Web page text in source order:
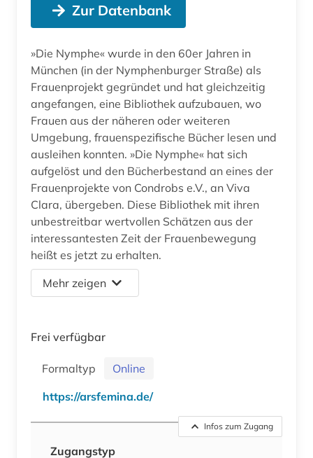
Zur Datenbank
»Die Nymphe« wurde in den 60er Jahren in
München (in der Nymphenburger Straße) als
Frauenprojekt gegründet und hat gleichzeitig
angefangen, eine Bibliothek aufzubauen, wo
Frauen aus der näheren oder weiteren
Umgebung, frauenspezifische Bücher lesen und
ausleihen konnten. »Die Nymphe« hat sich
aufgelöst und den Bücherbestand an eines der
Frauenprojekte von Condrobs e.V., an Viva
Clara, übergeben. Diese Bibliothek mit ihren
unbestreitbar wertvollen Schätzen aus der
interessantesten Zeit der Frauenbewegung
heißt es jetzt zu erhalten.
Mehr zeigen
Frei verfügbar
Formaltyp
Online
https://arsfemina.de/
Infos zum Zugang
Zugangstyp